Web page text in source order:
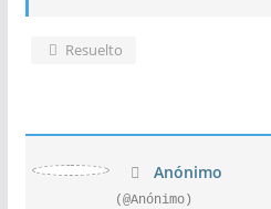
Resuelto
Anónimo
(@Anónimo)